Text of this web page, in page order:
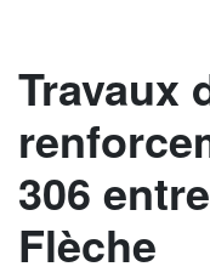
Entreprendre
Tourisme en
Que faire en
La Sarthe
La Sarthe en
Travaux
306
Flèche